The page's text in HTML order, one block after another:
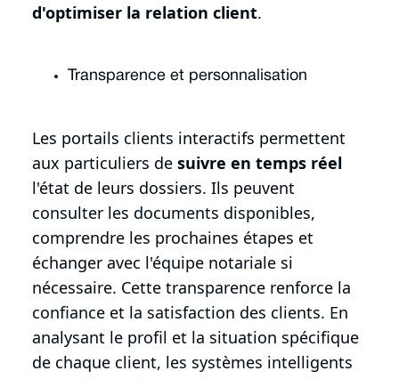
d'optimiser la relation client.
Transparence et personnalisation
Les portails clients interactifs permettent
aux particuliers de suivre en temps réel
l'état de leurs dossiers. Ils peuvent
consulter les documents disponibles,
comprendre les prochaines étapes et
échanger avec l'équipe notariale si
nécessaire. Cette transparence renforce la
confiance et la satisfaction des clients. En
analysant le profil et la situation spécifique
de chaque client, les systèmes intelligents